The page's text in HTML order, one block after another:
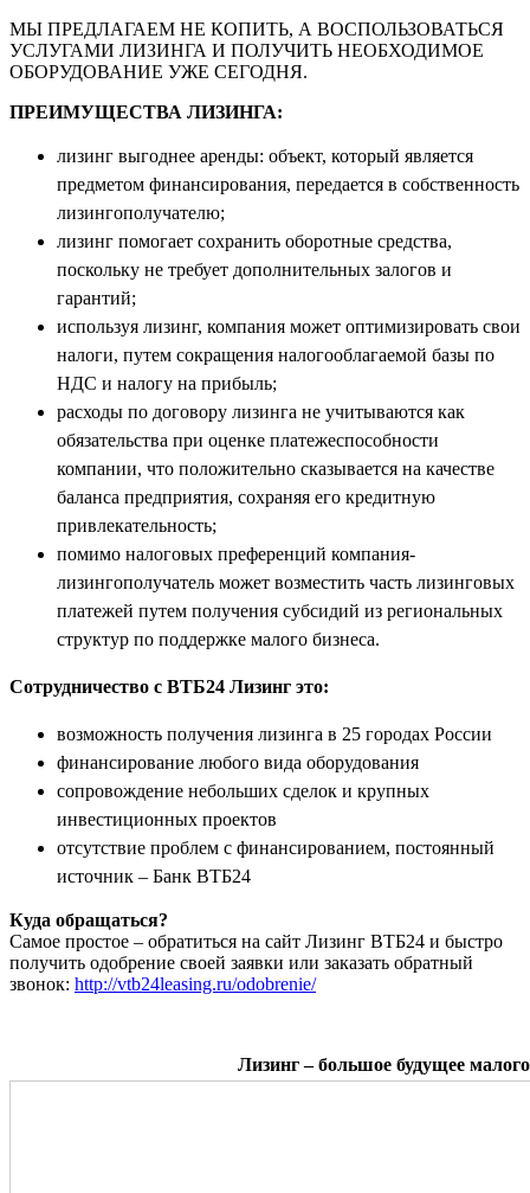
МЫ ПРЕДЛАГАЕМ НЕ КОПИТЬ, А ВОСПОЛЬЗОВАТЬСЯ
УСЛУГАМИ ЛИЗИНГА И ПОЛУЧИТЬ НЕОБХОДИМОЕ
ОБОРУДОВАНИЕ УЖЕ СЕГОДНЯ.
ПРЕИМУЩЕСТВА ЛИЗИНГА:
лизинг выгоднее аренды: объект, который является
предметом финансирования, передается в собственность
лизингополучателю;
лизинг помогает сохранить оборотные средства,
поскольку не требует дополнительных залогов и
гарантий;
используя лизинг, компания может оптимизировать свои
налоги, путем сокращения налогооблагаемой базы по
НДС и налогу на прибыль;
расходы по договору лизинга не учитываются как
обязательства при оценке платежеспособности
компании, что положительно сказывается на качестве
баланса предприятия, сохраняя его кредитную
привлекательность;
помимо налоговых преференций компания-
лизингополучатель может возместить часть лизинговых
платежей путем получения субсидий из региональных
структур по поддержке малого бизнеса.
Сотрудничество с ВТБ24 Лизинг это:
возможность получения лизинга в 25 городах России
финансирование любого вида оборудования
сопровождение небольших сделок и крупных
инвестиционных проектов
отсутствие проблем с финансированием, постоянный
источник – Банк ВТБ24
Куда обращаться?
Самое простое – обратиться на сайт Лизинг ВТБ24 и быстро
получить одобрение своей заявки или заказать обратный
звонок: http://vtb24leasing.ru/odobrenie/
Лизинг – большое будущее